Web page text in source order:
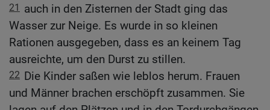
21
auch in den Zisternen der Stadt ging das
Wasser zur Neige. Es wurde in so kleinen
Rationen ausgegeben, dass es an keinem Tag
ausreichte, um den Durst zu stillen.
22 Die Kinder saßen wie leblos herum. Frauen
und Männer brachen erschöpft zusammen. Sie